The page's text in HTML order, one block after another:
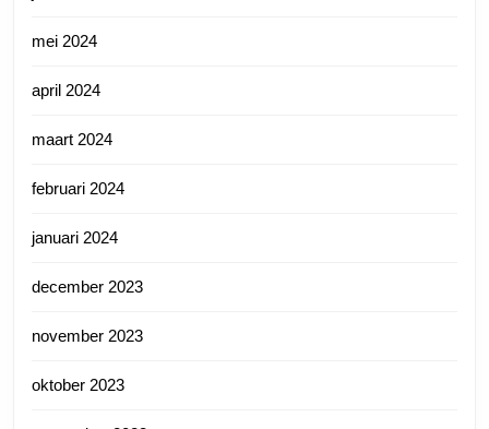
mei 2024
april 2024
maart 2024
februari 2024
januari 2024
december 2023
november 2023
oktober 2023